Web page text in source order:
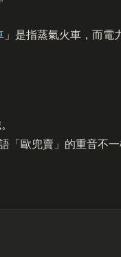
」是指蒸氣火車，而電
「歐兜賣」的重音不